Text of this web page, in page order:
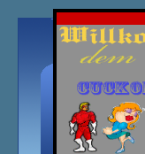
Übersicht